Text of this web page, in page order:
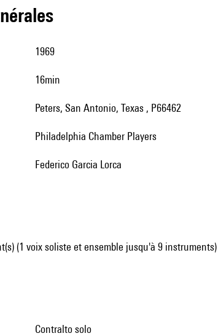
1969
16min
Peters, San Antonio, Texas , P66462
Philadelphia Chamber Players
Federico Garcia Lorca
(1 voix soliste et ensemble jusqu'à 9 instruments)
contralto solo